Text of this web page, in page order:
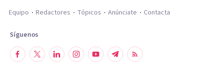
Equipo
Redactores Tópicos Anúnciate Contacta
Síguenos